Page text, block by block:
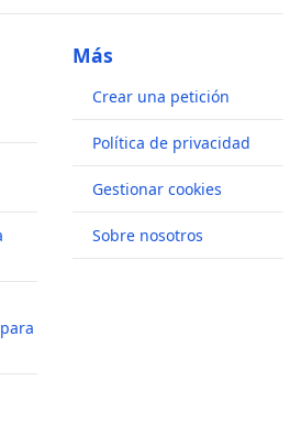
Más
Crear una petición
Política de privacidad
Gestionar cookies
Sobre nosotros